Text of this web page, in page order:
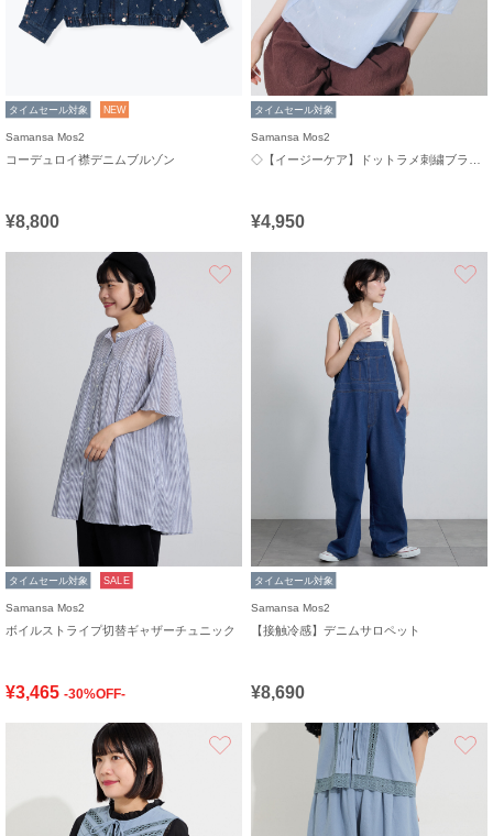
タイムセール対象 NEW
Samansa Mos2
コーデュロイ襟デニムブルゾン
¥8,800
タイムセール対象
Samansa Mos2
¥4,950
タイムセール対象 SALE
Samansa Mos2
ボイルストライプ切替ギャザーチュニック
¥3,465 -30%OFF-
タイムセール対象
Samansa Mos2
【接触冷感】デニムサロペット
¥8,690
お気に入り